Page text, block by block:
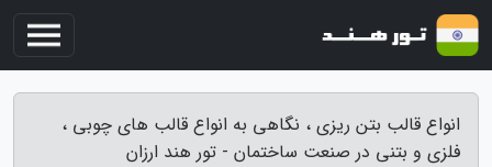
انواع قالب بتن ریزی ، نگاهی به انواع قالب های چوبی ،
فلزی و بتنی در صنعت ساختمان - تور هند ارزان